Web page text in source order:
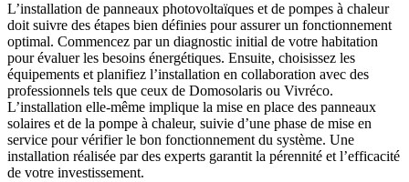
L’installation de panneaux photovoltaïques et de pompes à chaleur
doit suivre des étapes bien définies pour assurer un fonctionnement
optimal. Commencez par un diagnostic initial de votre habitation
pour évaluer les besoins énergétiques. Ensuite, choisissez les
équipements et planifiez l’installation en collaboration avec des
professionnels tels que ceux de Domosolaris ou Vivréco.
L’installation elle-même implique la mise en place des panneaux
solaires et de la pompe à chaleur, suivie d’une phase de mise en
service pour vérifier le bon fonctionnement du système. Une
installation réalisée par des experts garantit la pérennité et l’efficacité
de votre investissement.